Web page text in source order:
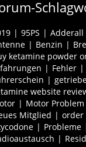
95PS Adderall
Benzin
ketamine powder
Fehler
website
Motor Problem
Mitglied
order
Probleme